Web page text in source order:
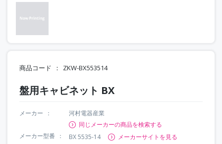
商品コード ZKW-BX553514
盤用キャビネット BX
メーカー
河村電器産業
同じメーカーの商品を検索する
メーカー型番
BX 5535-14 メーカーサイトを見る